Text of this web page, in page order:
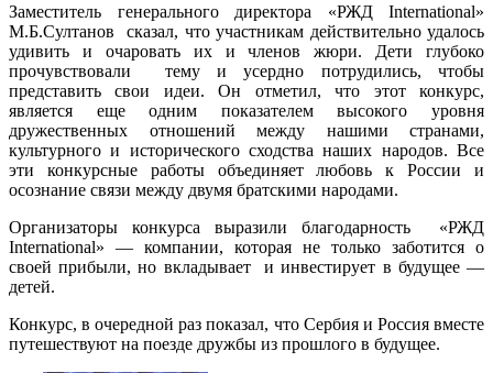
Заместитель генерального директора «РЖД International»
М.Б.Султанов сказал, что участникам действительно удалось
удивить и очаровать их и членов жюри. Дети глубоко
прочувствовали тему и усердно потрудились, чтобы
представить свои идеи. Он отметил, что этот конкурс,
является еще одним показателем высокого уровня
дружественных отношений между нашими странами,
культурного и исторического сходства наших народов. Все
эти конкурсные работы объединяет любовь к России и
осознание связи между двумя братскими народами.
Организаторы конкурса выразили благодарность «РЖД
International» — компании, которая не только заботится о
своей прибыли, но вкладывает и инвестирует в будущее —
детей.
Конкурс, в очередной раз показал, что Сербия и Россия вместе
путешествуют на поезде дружбы из прошлого в будущее.